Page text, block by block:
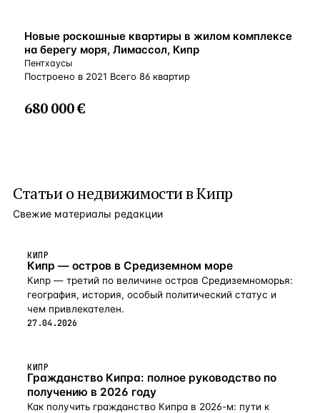
ВНЖ
Новые роскошные квартиры в жилом комплексе
на берегу моря, Лимассол, Кипр
Пентхаусы
Построено в 2021 Всего 86 квартир
680 000 €
Статьи онедвижимости в Кипр
Свежие материалы редакции
КИПР
Кипр — остров в Средиземном море
Кипр — третий по величине остров Средиземноморья:
география, история, особый политический статус и
чем привлекателен.
27.04.2026
КИПР
Гражданство Кипра: полное руководство по
получению в 2026 году
Как получить гражданство Кипра в 2026-м: пути к